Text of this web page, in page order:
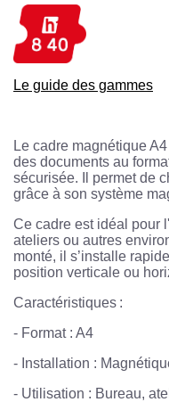
Le guide des gammes
Le cadre magnétique
des documents au
sécurisée. Il permet de
grâce à son système
Ce cadre est idéal pour
ateliers ou autres
monté, il s’installe
position verticale ou
Caractéristiques :
- Format : A4
- Installation :
- Utilisation : Bureau,